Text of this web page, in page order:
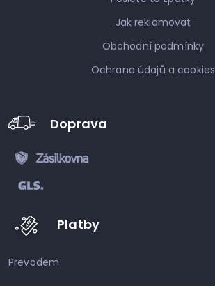
Jak reklamovat
Obchodní podmínky
Ochrana údajů a cookies
Doprava
Platby
Převodem